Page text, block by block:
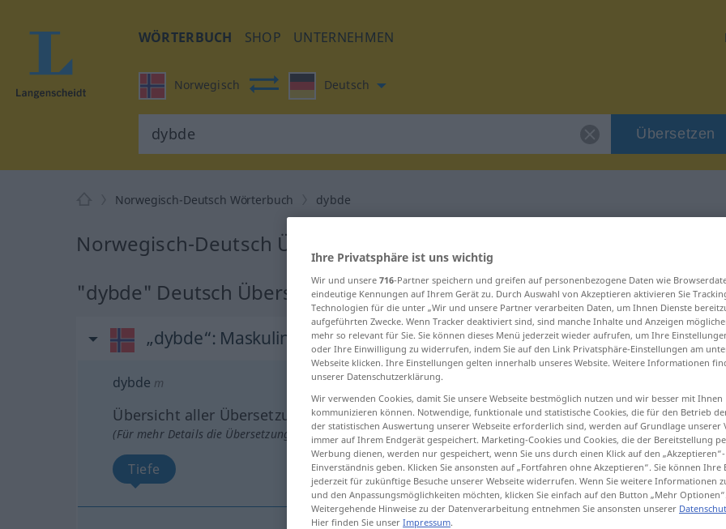
WÖRTERBUCH SHOP UNTERNEHMEN
Norwegisch Deutsch
Übersetzen
Norwegisch-Deutsch Wörterbuch dybde
Norwegisch-Deutsch Übersetzung für "dybde"
"dybde" Deutsch Übersetzung
„dybde“: Maskulinum
dybde m
Übersicht aller Übersetzungen
(Für mehr Details die Übersetzung anklicken/antippen)
Tiefe
Ihre Privatsphäre ist uns wichtig
Wir und unsere 716-Partner speichern und greifen auf personenbezogene Daten wie
eindeutige Kennungen auf Ihrem Gerät zu. Durch Auswahl von Akzeptieren aktivieren Sie
Technologien für die unter „Wir und unsere Partner verarbeiten Daten, um Ihnen Dienste
aufgeführten Zwecke. Wenn Tracker deaktiviert sind, sind manche Inhalte und Anzeigen
mehr so relevant für Sie. Sie können dieses Menü jederzeit wieder aufrufen, um Ihre
oder Ihre Einwilligung zu widerrufen, indem Sie auf den Link Privatsphäre-Einstellungen am
Webseite klicken. Ihre Einstellungen gelten innerhalb unseres Website. Weitere Informationen
unserer Datenschutzerklärung.
Wir verwenden Cookies, damit Sie unsere Webseite bestmöglich nutzen und wir besser mit Ihnen
kommunizieren können. Notwendige, funktionale und statistische Cookies, die für den Betrieb
der statistischen Auswertung unserer Webseite erforderlich sind, werden auf Grundlage unserer
immer auf Ihrem Endgerät gespeichert. Marketing-Cookies und Cookies, die der Bereitstellung
Werbung dienen, werden nur gespeichert, wenn Sie uns durch einen Klick auf den
Einverständnis geben. Klicken Sie ansonsten auf „Fortfahren ohne Akzeptieren“. Sie können
jederzeit für zukünftige Besuche unserer Webseite widerrufen. Wenn Sie weitere Informationen
und den Anpassungsmöglichkeiten möchten, klicken Sie einfach auf den Button „Mehr
Weitergehende Hinweise zu der Datenverarbeitung entnehmen Sie ansonsten unserer
Hier finden Sie unser Impressum.